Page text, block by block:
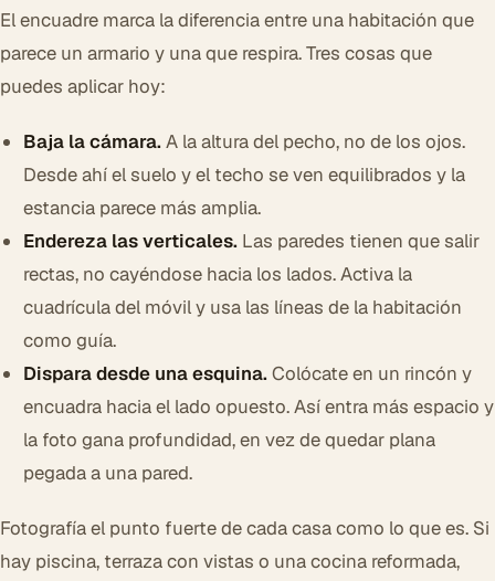
El encuadre marca la diferencia entre una habitación que
parece un armario y una que respira. Tres cosas que
puedes aplicar hoy:
Baja la cámara.A la altura del pecho, no de los ojos.
Desde ahí el suelo y el techo se ven equilibrados y la
estancia parece más amplia.
Endereza las verticales.Las paredes tienen que salir
rectas, no cayéndose hacia los lados. Activa la
cuadrícula del móvil y usa las líneas de la habitación
como guía.
Dispara desde una esquina.Colócate en un rincón y
encuadra hacia el lado opuesto. Así entra más espacio y
la foto gana profundidad, en vez de quedar plana
pegada a una pared.
Fotografía el punto fuerte de cada casa como lo que es. Si
hay piscina, terraza con vistas o una cocina reformada,